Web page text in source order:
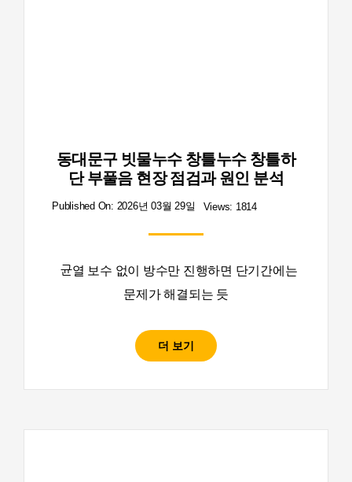
동대문구 빗물누수 창틀누수 창틀하
단 부풀음 현장 점검과 원인 분석
Published On: 2026년 03월 29일 Views: 1814
균열 보수 없이 방수만 진행하면 단기간에는
문제가 해결되는 듯
더 보기